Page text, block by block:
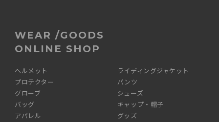
WEAR /GOODS
ONLINE SHOP
ヘルメット
ライディングジャケット
プロテクター
パンツ
グローブ
シューズ
バッグ
キャップ・帽子
アパレル
グッズ